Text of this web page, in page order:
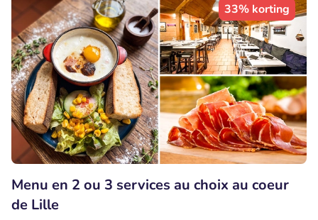
33% korting
Menu en 2 ou 3 services au choix au coeur
de Lille